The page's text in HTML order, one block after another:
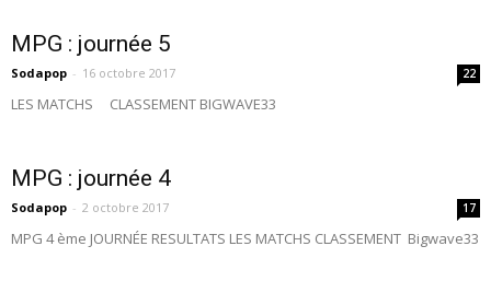
MPG : journée 5
Sodapop - 16 octobre 2017 22
LES MATCHS CLASSEMENT BIGWAVE33
MPG : journée 4
Sodapop - 2 octobre 2017 17
MPG 4 ème JOURNÉE RESULTATS LES MATCHS CLASSEMENT Bigwave33